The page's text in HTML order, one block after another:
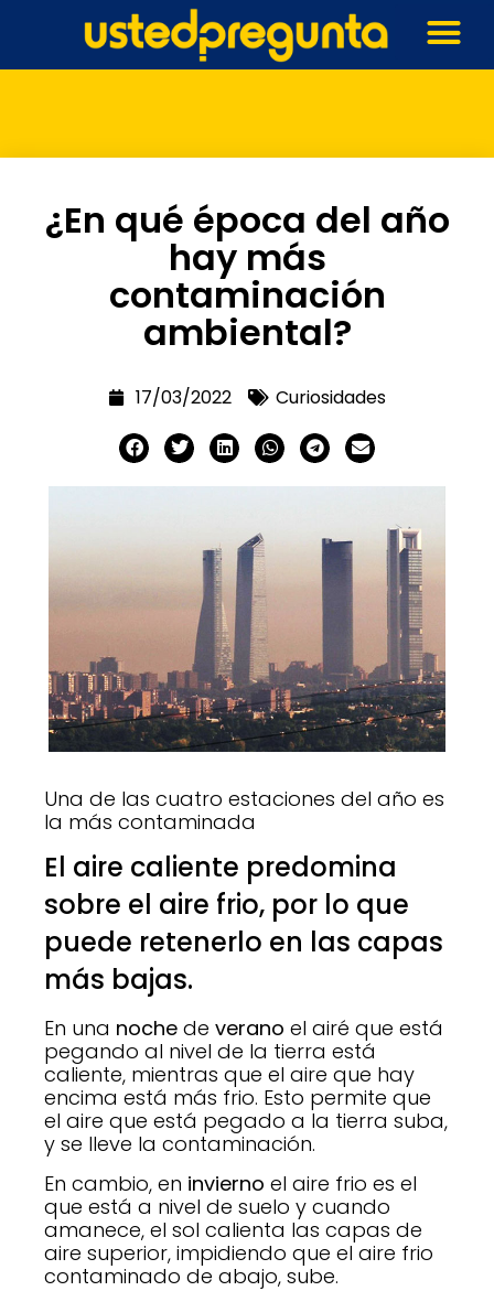
¿En qué época del año
hay más
contaminación
ambiental?
17/03/2022 Curiosidades
Una de las cuatro estaciones del año es
la más contaminada
El aire caliente predomina
sobre el aire frio, por lo que
puede retenerlo en las capas
más bajas.
En una noche de verano el airé que está
pegando al nivel de la tierra está
caliente, mientras que el aire que hay
encima está más frio. Esto permite que
el aire que está pegado a la tierra suba,
y se lleve la contaminación.
En cambio, en invierno el aire frio es el
que está a nivel de suelo y cuando
amanece, el sol calienta las capas de
aire superior, impidiendo que el aire frio
contaminado de abajo, sube.